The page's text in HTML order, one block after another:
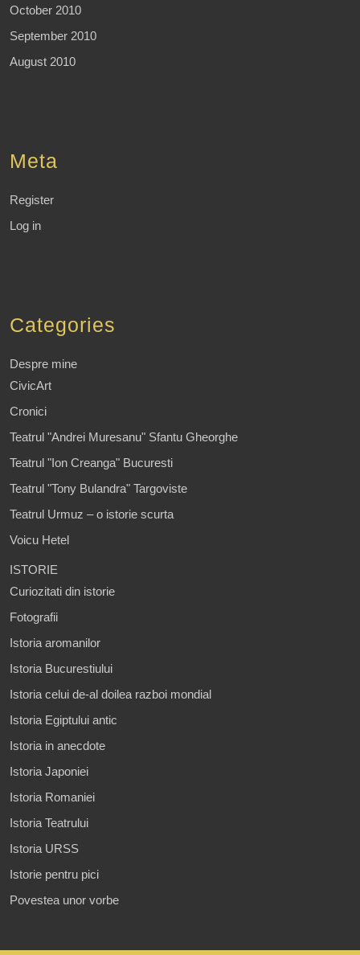
October 2010
September 2010
August 2010
Meta
Register
Log in
Categories
Despre mine
CivicArt
Cronici
Teatrul "Andrei Muresanu" Sfantu Gheorghe
Teatrul "Ion Creanga" Bucuresti
Teatrul "Tony Bulandra" Targoviste
Teatrul Urmuz – o istorie scurta
Voicu Hetel
ISTORIE
Curiozitati din istorie
Fotografii
Istoria aromanilor
Istoria Bucurestiului
Istoria celui de-al doilea razboi mondial
Istoria Egiptului antic
Istoria in anecdote
Istoria Japoniei
Istoria Romaniei
Istoria Teatrului
Istoria URSS
Istorie pentru pici
Povestea unor vorbe